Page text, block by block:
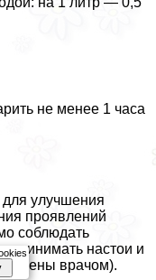
не менее 1 часа
улучшения
проявлений
соблюдать
принимать настои и
врачом).